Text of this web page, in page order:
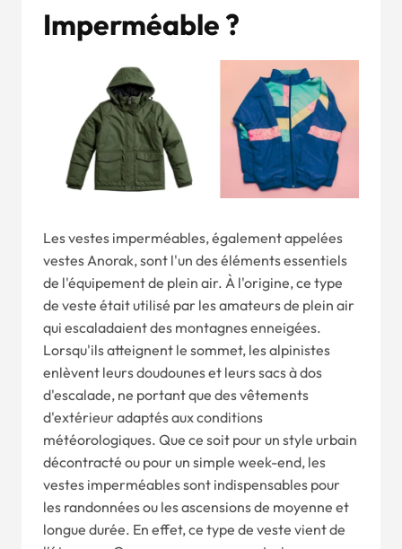
Imperméable ?
Les vestes imperméables, également appelées
vestes Anorak, sont l'un des éléments essentiels
de l'équipement de plein air. À l'origine, ce type
de veste était utilisé par les amateurs de plein air
qui escaladaient des montagnes enneigées.
Lorsqu'ils atteignent le sommet, les alpinistes
enlèvent leurs doudounes et leurs sacs à dos
d'escalade, ne portant que des vêtements
d'extérieur adaptés aux conditions
météorologiques. Que ce soit pour un style urbain
décontracté ou pour un simple week-end, les
vestes imperméables sont indispensables pour
les randonnées ou les ascensions de moyenne et
longue durée. En effet, ce type de veste vient de